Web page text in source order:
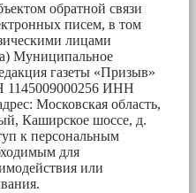
обратной связи
писем, в том
лицами
Муниципальное
газеты «Призыв»
1145009000256 ИНН
Московская область,
Каширское шоссе, д.
к персональным
для
или